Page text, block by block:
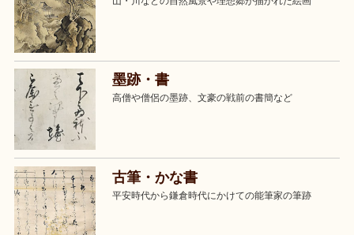
墨跡・書
高僧や僧侶の墨跡、文豪の戦前の書簡など
古筆・かな書
平安時代から鎌倉時代にかけての能筆家の筆跡